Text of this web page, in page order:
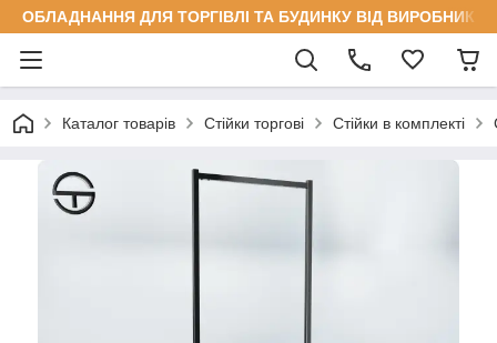
ОБЛАДНАННЯ ДЛЯ ТОРГІВЛІ ТА БУДИНКУ ВІД ВИРОБНИКА
Каталог товарів Стійки торгові Стійки в комплекті